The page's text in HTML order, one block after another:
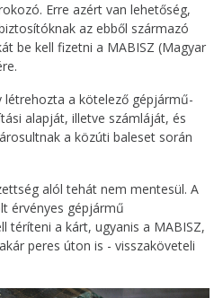
Erre azért van lehetőség,
az ebből származó
be kell fizetni a MABISZ (Magyar
létrehozta a kötelező gépjármű-
alapját, illetve számláját, és
a közúti baleset során
alól tehát nem mentesül. A
érvényes gépjármű
téríteni a kárt, ugyanis a MABISZ,
peres úton is - visszaköveteli